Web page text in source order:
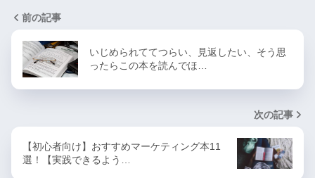
前の記事
いじめられててつらい、見返したい、そう思
ったらこの本を読んでほ…
次の記事
【初心者向け】おすすめマーケティング本11
選！【実践できるよう…